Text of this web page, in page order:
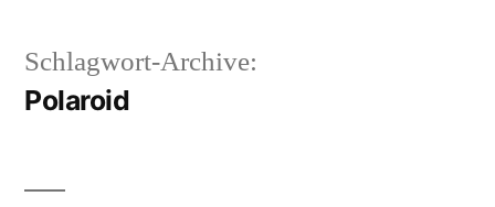
Schlagwort-Archive:
Polaroid